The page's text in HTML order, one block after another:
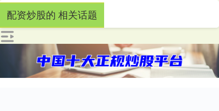
配资炒股的 相关话题